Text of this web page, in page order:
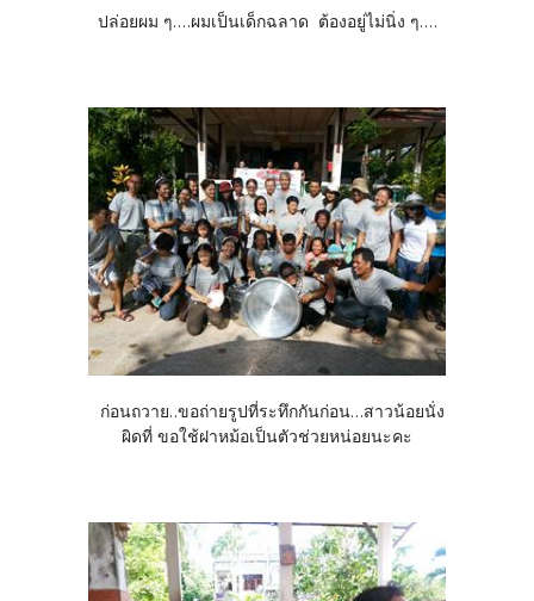
ปล่อยผม ๆ....ผมเป็นเด็กฉลาด ต้องอยู่ไม่นิ่ง ๆ....
ก่อนถวาย..ขอถ่ายรูปที่ระทึกกันก่อน...สาวน้อยนั่ง
ผิดที่ ขอใช้ฝาหม้อเป็นตัวช่วยหน่อยนะคะ